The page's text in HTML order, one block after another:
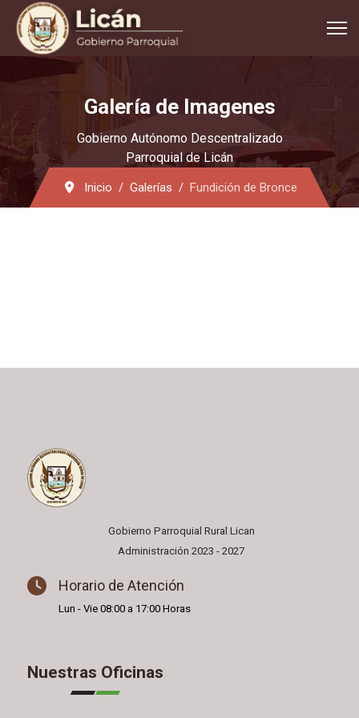
Galería de Imagenes
Gobierno Autónomo Descentralizado
Parroquial de Licán
Inicio Galerías Fundición de Bronce
Gobierno Parroquial Rural Lican
Administración 2023 - 2027
Horario de Atención
Lun - Vie 08:00 a 17:00 Horas
Nuestras Oficinas